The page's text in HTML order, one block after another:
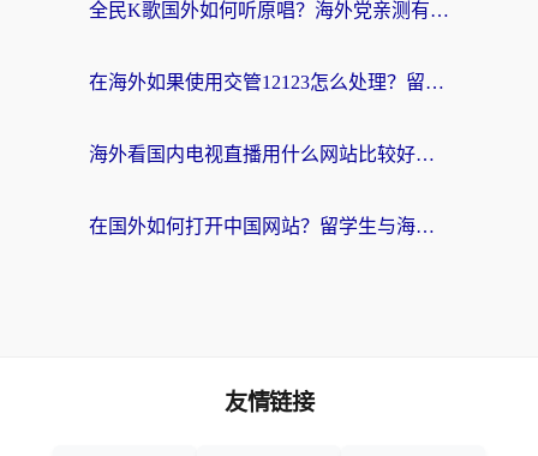
全民K歌国外如何听原唱？海外党亲测有效的回国加速器选择指南
在海外如果使用交管12123怎么处理？留学生亲测有效的回国加速方案
海外看国内电视直播用什么网站比较好？一篇解决你所有追剧难题的实用指南
在国外如何打开中国网站？留学生与海外华人的无缝访问指南
友情链接